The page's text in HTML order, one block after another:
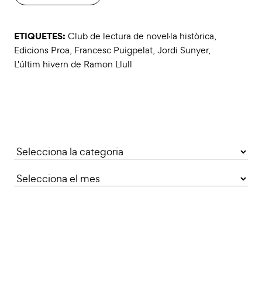
ETIQUETES: Club de lectura de novel·la històrica,
Edicions Proa, Francesc Puigpelat, Jordi Sunyer,
L'últim hivern de Ramon Llull
Categories